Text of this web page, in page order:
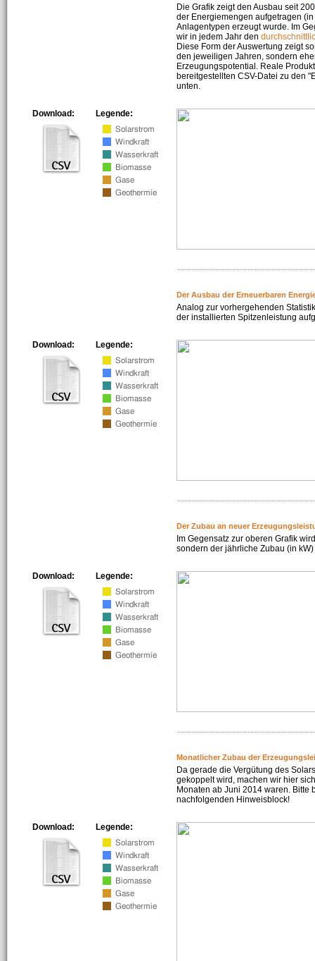
Die Grafik zeigt den Ausbau seit
der Energiemengen aufgetragen
Anlagentypen erzeugt wurde. Im
wir in jedem Jahr den
Diese Form der Auswertung zeigt
den jeweiligen Jahren, sondern
Erzeugungspotential. Reale
bereitgestellten CSV-Datei zu den
unten.
Legende:
Download:
Der Ausbau der Erneuerbaren
Analog zur vorhergehenden
der installierten Spitzenleistung
Legende:
Download:
Der Zubau an neuer
Im Gegensatz zur oberen Grafik
sondern der jährliche Zubau (in
Legende:
Download:
Monatlicher Zubau der
Da gerade die Vergütung des
gekoppelt wird, machen wir hier
Monaten ab Juni 2014 waren. Bitte
nachfolgenden Hinweisblock!
Legende:
Download: